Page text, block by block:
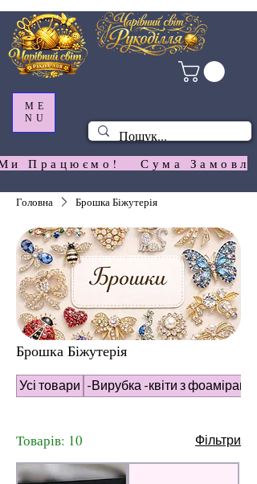
ME
NU
Працюємо!   Сума
Головна Брошка Біжутерія
Брошка Біжутерія
Усі товари -Вирубка -квіти з фоамірану
Товарів: 10 Фільтри